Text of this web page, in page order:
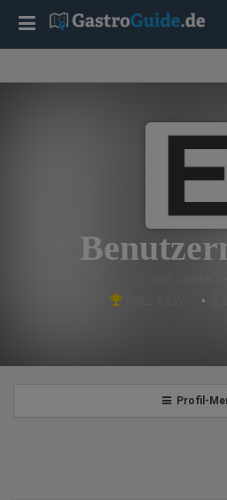
Platz #1267 •
Profil-
T